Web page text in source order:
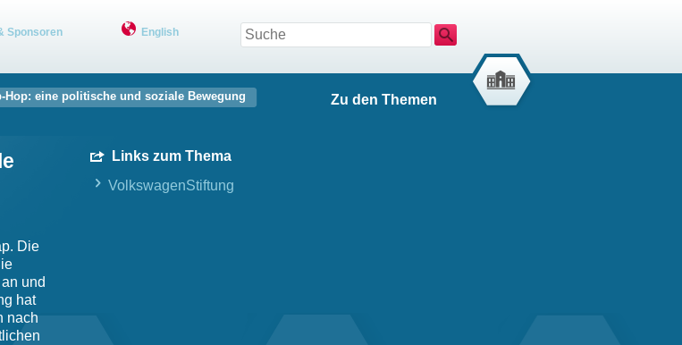
Sponsoren English
Zu den Themen
Hop: eine politische und soziale Bewegung
Die
und
hat
nach
Links zum Thema
VolkswagenStiftung